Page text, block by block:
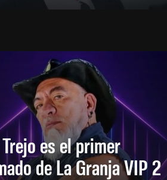
es el primer
de La Granja VIP 2